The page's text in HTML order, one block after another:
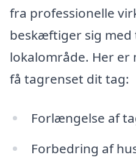
fra professionelle
beskæftiger sig
lokalområde. Her er
få tagrenset dit tag:
Forlængelse af
Forbedring af